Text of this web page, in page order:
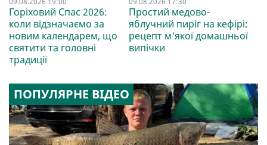
Горіховий Спас 2026:
коли відзначаємо за
новим календарем, що
святити та головні
традиції
Простий медово-
яблучний пиріг на кефірі:
рецепт м'якої домашньої
випічки
ПОПУЛЯРНЕ ВІДЕО